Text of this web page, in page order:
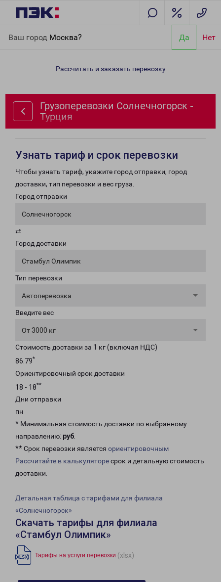
Ваш город Москва? Да Нет
Турция
Рассчитать и заказать перевозку
Грузоперевозки Солнечногорск -
Турция
Узнать тариф и срок перевозки
Чтобы узнать тариф, укажите город отправки, город
доставки, тип перевозки и вес груза.
Город отправки
Солнечногорск
⇄
Город доставки
Стамбул Олимпик
Тип перевозки
Автоперевозка
Введите вес
От 3000 кг
Стоимость доставки за 1 кг (включая НДС)
86.79*
Ориентировочный срок доставки
18 - 18**
Дни отправки
пн
* Минимальная стоимость доставки по выбранному
направлению: руб.
** Срок перевозки является ориентировочным
Рассчитайте в калькуляторесрок и детальную стоимость
доставки.
Детальная таблица с тарифами для филиала
«Солнечногорск»
Скачать тарифы для филиала
«Стамбул Олимпик»
Тарифы на услуги перевозки (xlsx)